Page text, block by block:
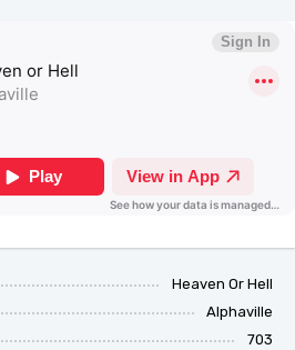
Heaven Or Hell
Alphaville
703